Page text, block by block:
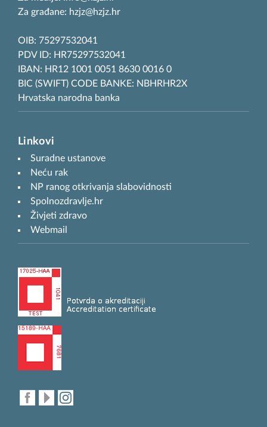
Za građane: hzjz@hzjz.hr
OIB: 75297532041
PDV ID: HR75297532041
IBAN: HR12 1001 0051 8630 0016 0
BIC (SWIFT) CODE BANKE: NBHRHR2X
Hrvatska narodna banka
Linkovi
Suradne ustanove
Neću rak
NP ranog otkrivanja slabovidnosti
Spolnozdravlje.hr
Živjeti zdravo
Webmail